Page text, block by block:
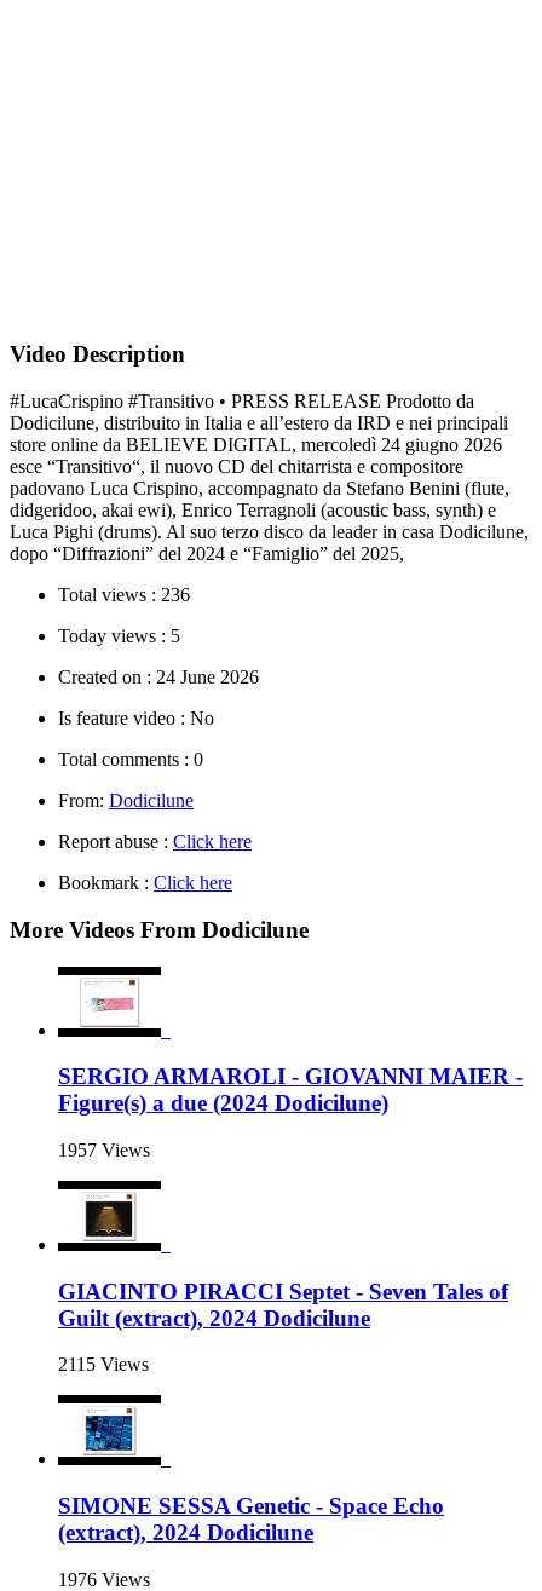
Video Description
#LucaCrispino #Transitivo • PRESS RELEASE Prodotto da
Dodicilune, distribuito in Italia e all’estero da IRD e nei principali
store online da BELIEVE DIGITAL, mercoledì 24 giugno 2026
esce “Transitivo“, il nuovo CD del chitarrista e compositore
padovano Luca Crispino, accompagnato da Stefano Benini (flute,
didgeridoo, akai ewi), Enrico Terragnoli (acoustic bass, synth) e
Luca Pighi (drums). Al suo terzo disco da leader in casa Dodicilune,
dopo “Diffrazioni” del 2024 e “Famiglio” del 2025,
Total views : 236
Today views : 5
Created on : 24 June 2026
Is feature video : No
Total comments : 0
From: Dodicilune
Report abuse : Click here
Bookmark : Click here
More Videos From Dodicilune
SERGIO ARMAROLI - GIOVANNI MAIER -
Figure(s) a due (2024 Dodicilune)
1957 Views
GIACINTO PIRACCI Septet - Seven Tales of
Guilt (extract), 2024 Dodicilune
2115 Views
SIMONE SESSA Genetic - Space Echo
(extract), 2024 Dodicilune
1976 Views